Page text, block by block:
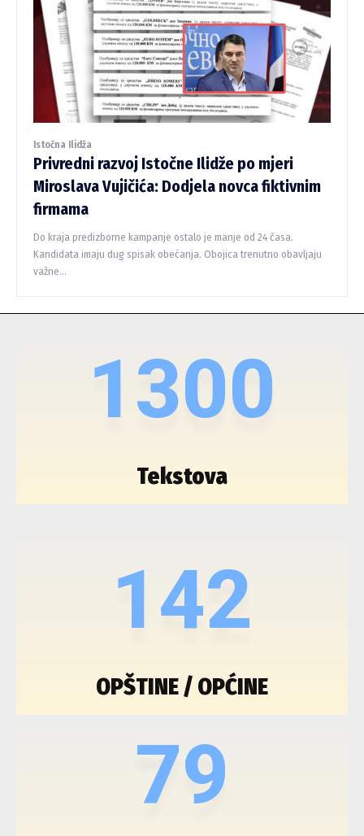
Istočna Ilidža
Privredni razvoj Istočne Ilidže po mjeri
Miroslava Vujičića: Dodjela novca fiktivnim
firmama
Do kraja predizborne kampanje ostalo je manje od 24 časa.
Kandidata imaju dug spisak obećanja. Obojica trenutno obavljaju
važne...
1300
Tekstova
142
OPŠTINE / OPĆINE
79